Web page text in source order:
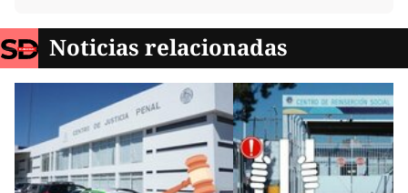
Noticias relacionadas